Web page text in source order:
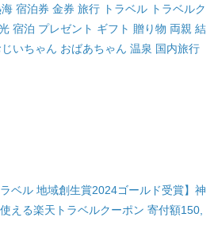
宿泊券 金券 旅行 トラベル トラベルク
宿泊 プレゼント ギフト 贈り物 両親 結
いちゃん おばあちゃん 温泉 国内旅行
ベル 地域創生賞2024ゴールド受賞】神
える楽天トラベルクーポン 寄付額150,